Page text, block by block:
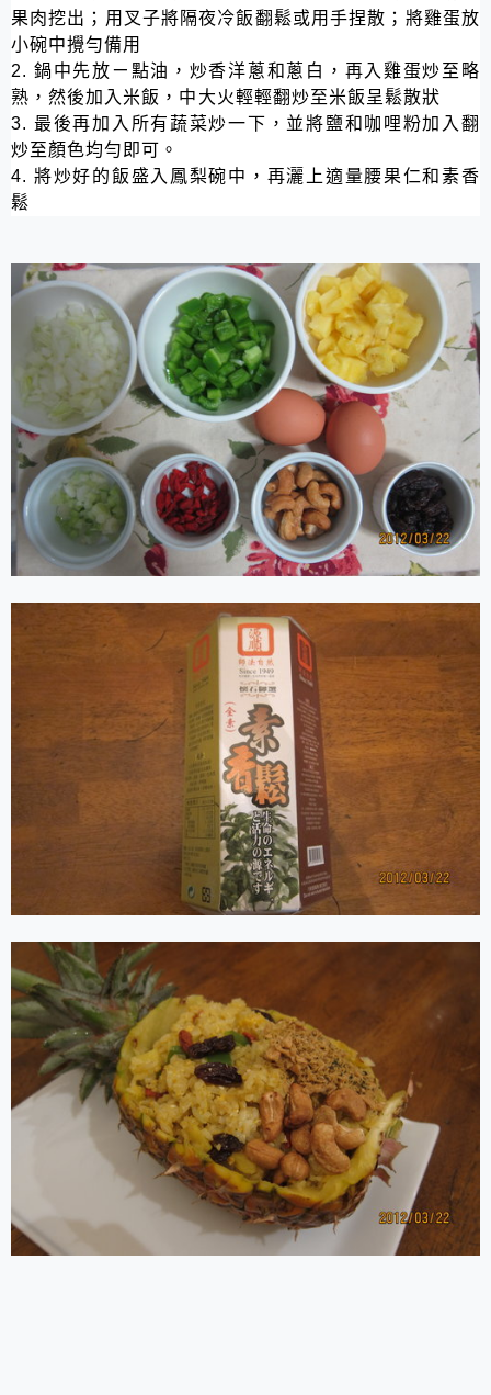
果肉挖出；用叉子將隔夜冷飯翻鬆或用手捏散；將雞蛋放
小碗中攪勻備用
2. 鍋中先放ㄧ點油，炒香洋蔥和蔥白，再入雞蛋炒至略
熟，然後加入米飯，中大火輕輕翻炒至米飯呈鬆散狀
3. 最後再加入所有蔬菜炒一下，並將鹽和咖哩粉加入翻
炒至顏色均勻即可。
4. 將炒好的飯盛入鳳梨碗中，再灑上適量腰果仁和素香
鬆